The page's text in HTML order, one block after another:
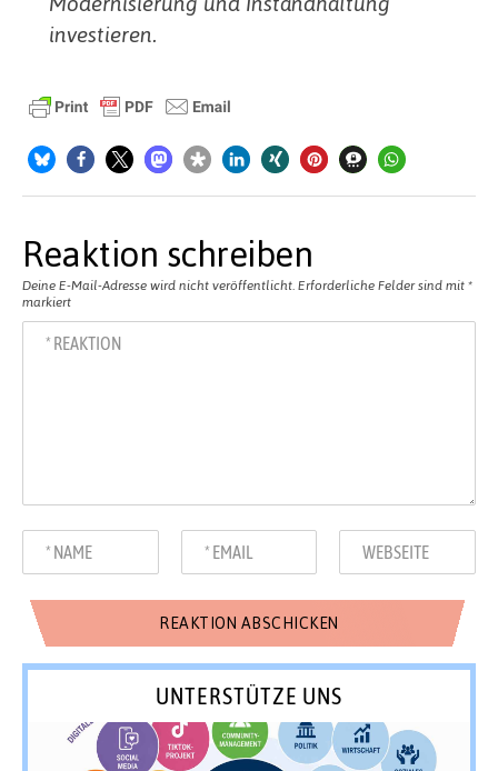
investieren.
Reaktion schreiben
Deine E-Mail-Adresse wird nicht veröffentlicht. Erforderliche Felder sind mit *
markiert
UNTERSTÜTZE UNS